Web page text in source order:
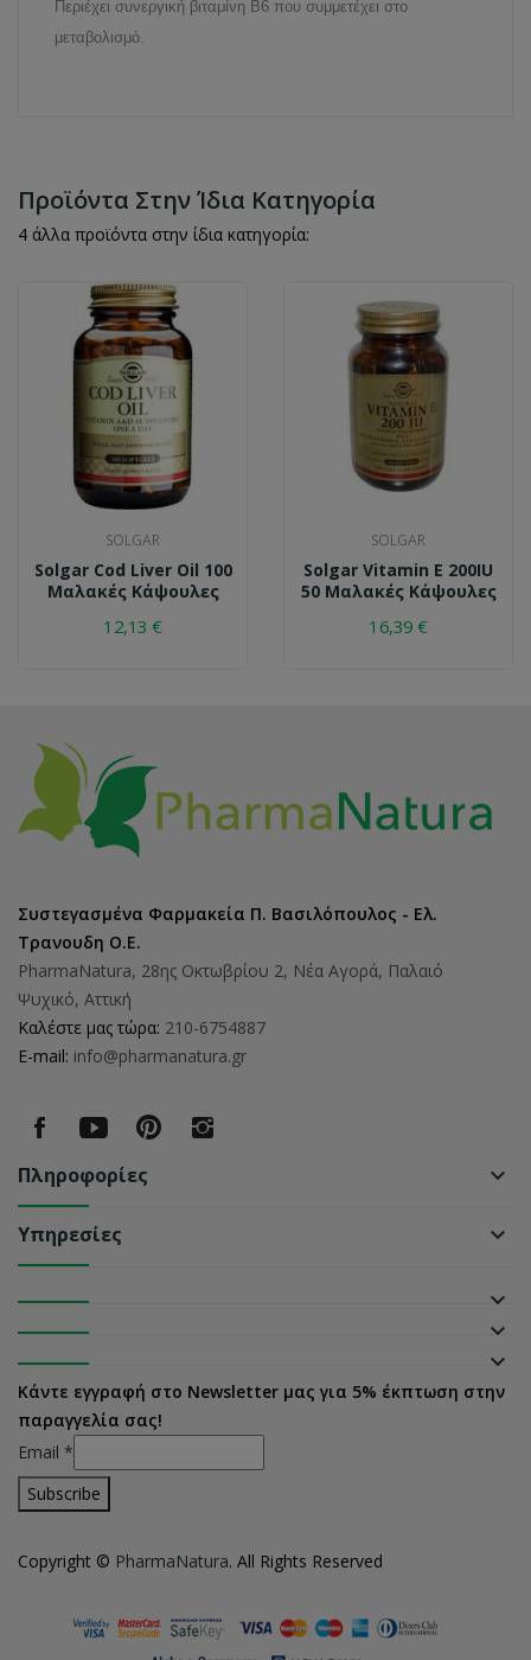
Περιέχει συνεργική βιταμίνη B6 που συμμετέχει στο
μεταβολισμό.
Προϊόντα Στην Ίδια Κατηγορία
4 άλλα προϊόντα στην ίδια κατηγορία:
SOLGAR
Solgar Cod Liver Oil 100
Μαλακές Κάψουλες
12,13 €
SOLGAR
Solgar Vitamin E 200IU
50 Μαλακές Κάψουλες
16,39 €
Συστεγασμένα Φαρμακεία Π. Βασιλόπουλος - Ελ.
Τρανουδη Ο.Ε.
PharmaNatura, 28ης Οκτωβρίου 2, Νέα Αγορά, Παλαιό
Ψυχικό, Αττική
Καλέστε μας τώρα: 210-6754887
E-mail: info@pharmanatura.gr
Πληροφορίες keyboard_arrow_down
Υπηρεσίες keyboard_arrow_down
keyboard_arrow_down
keyboard_arrow_down
keyboard_arrow_down
Κάντε εγγραφή στο Newsletter μας για 5% έκπτωση στην
παραγγελία σας!
Email *
Copyright © PharmaNatura. All Rights Reserved